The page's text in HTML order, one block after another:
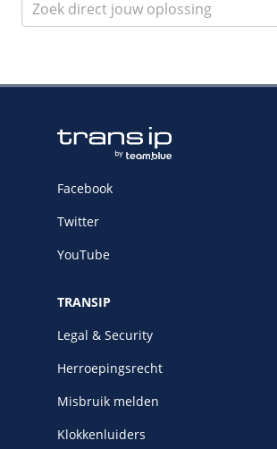
Facebook
Twitter
YouTube
TRANSIP
Legal & Security
Herroepingsrecht
Misbruik melden
Klokkenluiders